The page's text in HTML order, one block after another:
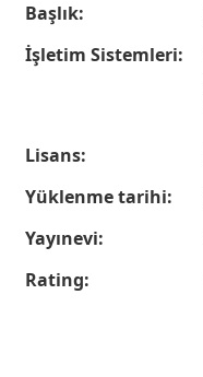
Başlık:
İşletim Sistemleri:
Lisans:
Yüklenme tarihi:
Yayınevi:
Rating: